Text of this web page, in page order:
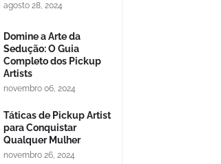
agosto 28, 2024
Domine a Arte da
Sedução: O Guia
Completo dos Pickup
Artists
novembro 06, 2024
Táticas de Pickup Artist
para Conquistar
Qualquer Mulher
novembro 26, 2024